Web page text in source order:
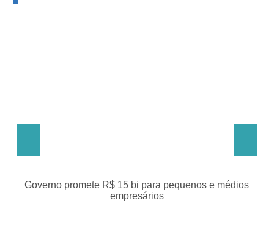
promete R$ 15 bi para pequenos e médios
empresários
Programa